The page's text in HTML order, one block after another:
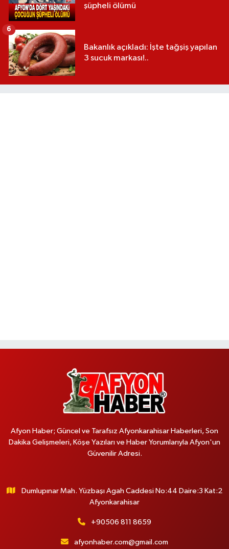
şüpheli ölümü
Bakanlık açıkladı: İşte tağşiş yapılan
3 sucuk markası!..
6
Afyon Haber; Güncel ve Tarafsız Afyonkarahisar Haberleri, Son
Dakika Gelişmeleri, Köşe Yazıları ve Haber Yorumlarıyla Afyon'un
Güvenilir Adresi.
Dumlupınar Mah. Yüzbaşı Agah Caddesi No:44 Daire:3 Kat:2
Afyonkarahisar
+90506 811 8659
afyonhaber.com@gmail.com